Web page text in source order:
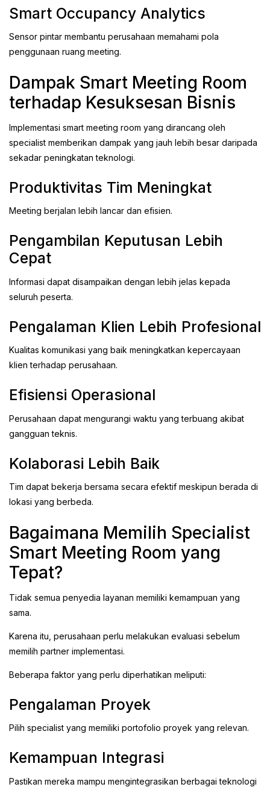
Smart Occupancy Analytics
Sensor pintar membantu perusahaan memahami pola
penggunaan ruang meeting.
Dampak Smart Meeting Room
terhadap Kesuksesan Bisnis
Implementasi smart meeting room yang dirancang oleh
specialist memberikan dampak yang jauh lebih besar daripada
sekadar peningkatan teknologi.
Produktivitas Tim Meningkat
Meeting berjalan lebih lancar dan efisien.
Pengambilan Keputusan Lebih
Cepat
Informasi dapat disampaikan dengan lebih jelas kepada
seluruh peserta.
Pengalaman Klien Lebih Profesional
Kualitas komunikasi yang baik meningkatkan kepercayaan
klien terhadap perusahaan.
Efisiensi Operasional
Perusahaan dapat mengurangi waktu yang terbuang akibat
gangguan teknis.
Kolaborasi Lebih Baik
Tim dapat bekerja bersama secara efektif meskipun berada di
lokasi yang berbeda.
Bagaimana Memilih Specialist
Smart Meeting Room yang
Tepat?
Tidak semua penyedia layanan memiliki kemampuan yang
sama.
Karena itu, perusahaan perlu melakukan evaluasi sebelum
memilih partner implementasi.
Beberapa faktor yang perlu diperhatikan meliputi:
Pengalaman Proyek
Pilih specialist yang memiliki portofolio proyek yang relevan.
Kemampuan Integrasi
Pastikan mereka mampu mengintegrasikan berbagai teknologi